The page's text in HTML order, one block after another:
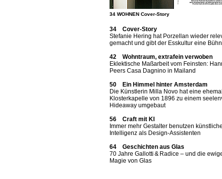
34 WOHNEN Cover-Story
34 Cover-Story
Stefanie Hering hat Porzellan wieder
gemacht und gibt der Esskultur eine
42 Wohntraum, extrafein verwoben
Eklektische Maßarbeit vom Feinsten:
Peers Casa Dagnino in Mailand
50 Ein Himmel hinter Amsterdam
Die Künstlerin Milla Novo hat eine
Klosterkapelle von 1896 zu einem
Hideaway umgebaut
56 Craft mit KI
Immer mehr Gestalter benutzen
Intelligenz als Design-Assistenten
64 Geschichten aus Glas
70 Jahre Gallotti & Radice – und die
Magie von Glas